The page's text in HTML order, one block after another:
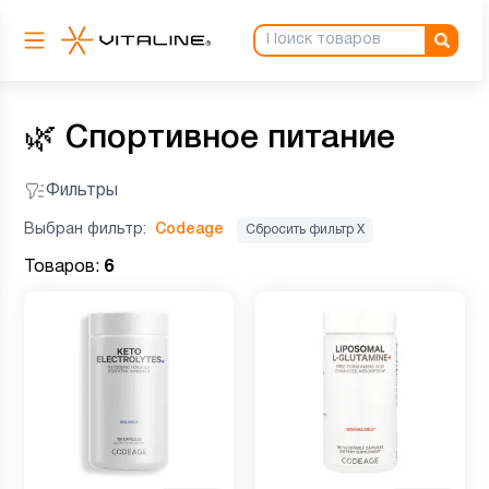
🌿 Спортивное питание
Фильтры
Выбран фильтр: Codeage Сбросить фильтр Х
Товаров: 6